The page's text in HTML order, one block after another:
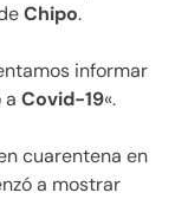
Chipo.
informar
a Covid-19«.
cuarentena en
a mostrar